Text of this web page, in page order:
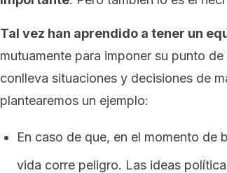
Tal vez han aprendido a tener un
mutuamente para imponer su punto
conlleva situaciones y decisiones de
plantearemos un ejemplo:
En caso de que, en el momento de
vida corre peligro. Las ideas